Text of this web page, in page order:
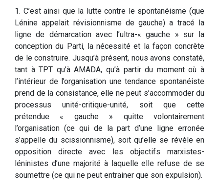
1. C’est ainsi que la lutte contre le spontanéisme (que
Lénine appelait révisionnisme de gauche) a tracé la
ligne de démarcation avec l’ultra-« gauche » sur la
conception du Parti, la nécessité et la façon concrète
de le construire. Jusqu’à présent, nous avons constaté,
tant à TPT qu’à AMADA, qu’à partir du moment où à
l’intérieur de l’organisation une tendance spontanéiste
prend de la consistance, elle ne peut s’accommoder du
processus unité-critique-unité, soit que cette
prétendue « gauche » quitte volontairement
l’organisation (ce qui de la part d’une ligne erronée
s’appelle du scissionnisme), soit qu’elle se révèle en
opposition directe avec les objectifs marxistes-
léninistes d’une majorité à laquelle elle refuse de se
soumettre (ce qui ne peut entrainer que son expulsion).